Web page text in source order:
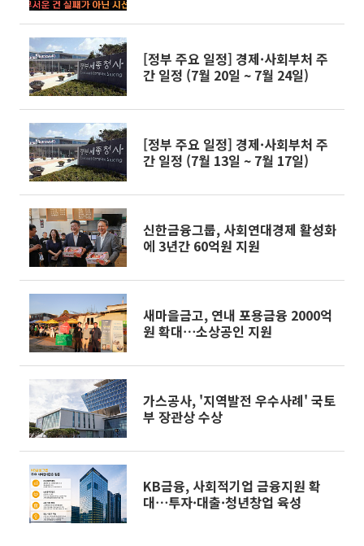
[정부 주요 일정] 경제·사회부처 주
간 일정 (7월 20일 ~ 7월 24일)
[정부 주요 일정] 경제·사회부처 주
간 일정 (7월 13일 ~ 7월 17일)
신한금융그룹, 사회연대경제 활성화
에 3년간 60억원 지원
새마을금고, 연내 포용금융 2000억
원 확대⋯소상공인 지원
가스공사, '지역발전 우수사례' 국토
부 장관상 수상
KB금융, 사회적기업 금융지원 확
대⋯투자·대출·청년창업 육성